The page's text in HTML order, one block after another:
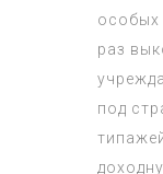
особых
раз
под